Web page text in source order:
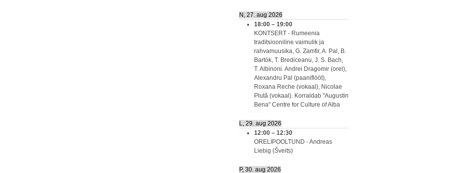
N, 27. aug 2026
18:00 – 19:00
KONTSERT - Rumeenia
traditsiooniline vaimulik ja
rahvamuusika, G. Zamfir, A. Pal, B.
Bartók, T. Brediceanu, J. S. Bach,
T. Albinoni. Andrei Dragomir (orel),
Alexandru Pal (paaniflööt),
Roxana Reche (vokaal), Nicolae
Plută (vokaal). Korraldab "Augustin
Bena" Centre for Culture of Alba
L, 29. aug 2026
12:00 – 12:30
ORELIPOOLTUND - Andreas
Liebig (Šveits)
P, 30. aug 2026